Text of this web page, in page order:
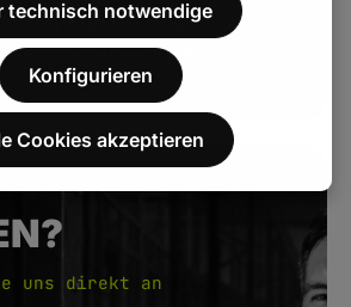
Artikelverfügbarkeit.
Kundenservice.
uns direkt an
technisch notwendige
Konfigurieren
Cookies akzeptieren